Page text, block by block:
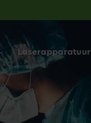
Laserapparatuur